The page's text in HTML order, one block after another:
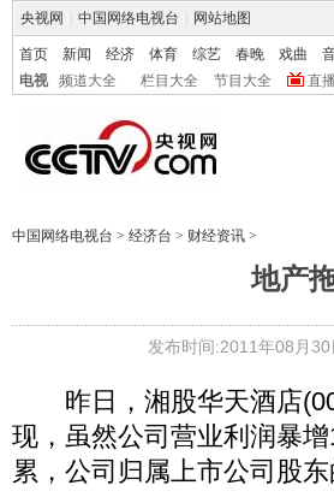
央视网 中国网络电视台 网站地图
首页 新闻 经济 体育 综艺 春晚 戏曲
电视
频道大全 栏目大全 节目大全 直
中国网络电视台 > 经济台 > 财经资讯 >
地产
发布时间:2011年08月
昨日，湘股华天酒店
现，虽然公司营业利润暴
累，公司归属上市公司股